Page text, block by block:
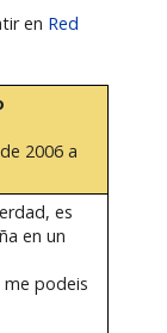
en Red
2006 a
es
en un
podeis